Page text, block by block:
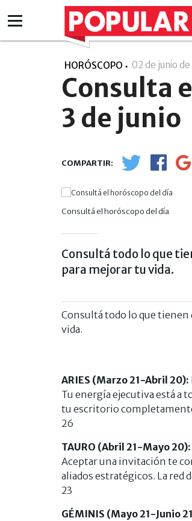
HORÓSCOPO 02 de junio
Consulta
3 de junio
Consultá el horóscopo del día
Consultá todo lo que
para mejorar tu vida.
Consultá todo lo que tienen
vida.
ARIES (Marzo 21-Abril 20):
Tu energía ejecutiva está a
tu escritorio
26
TAURO (Abril 21-Mayo 20):
Aceptar una invitación te
aliados estratégicos. La red
23
GÉMINIS (Mayo 21-Junio